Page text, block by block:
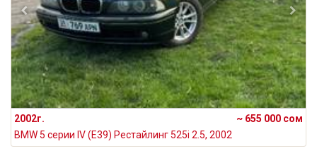
2002г.
~ 655 000 сом
BMW 5 серии IV (E39) Рестайлинг 525i 2.5, 2002